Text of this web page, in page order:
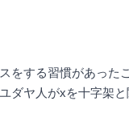
をする習慣があった
ダヤ人がxを十字架